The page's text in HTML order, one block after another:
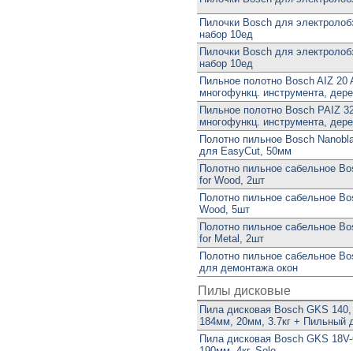
Пилочки Bosch для
набор 10ед
Пилочки Bosch для
набор 10ед
Пильное полотно Bosch AIZ 20
многофункц. инструмента,
Пильное полотно Bosch PAIZ
многофункц. инструмента,
Полотно пильное Bosch
для EasyCut, 50мм
Полотно пильное сабельное
for Wood, 2шт
Полотно пильное сабельное
Wood, 5шт
Полотно пильное сабельное
for Metal, 2шт
Полотно пильное сабельное
для демонтажа окон
Пилы дисковые
Пила дисковая Bosch GKS
184мм, 20мм, 3.7кг + Пильный
Пила дисковая Bosch GKS